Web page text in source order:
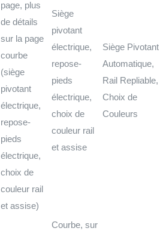
page, plus
de détails
sur la page
courbe
(siège
pivotant
électrique,
repose-
pieds
électrique,
choix de
couleur rail
et assise)
Siège
pivotant
électrique,
repose-
pieds
électrique,
choix de
couleur rail
et assise
Siège Pivotant
Automatique,
Rail Repliable,
Choix de
Couleurs
Courbe, sur